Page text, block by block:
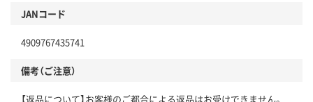
JANコード
4909767435741
備考（ご注意）
【返品について】お客様のご都合による返品はお受けできません。